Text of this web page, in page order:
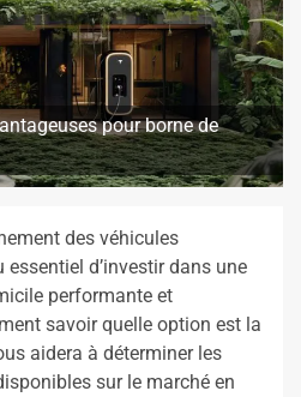
pour borne de
des véhicules
d’investir dans une
performante et
savoir quelle option est la
aidera à déterminer les
sur le marché en